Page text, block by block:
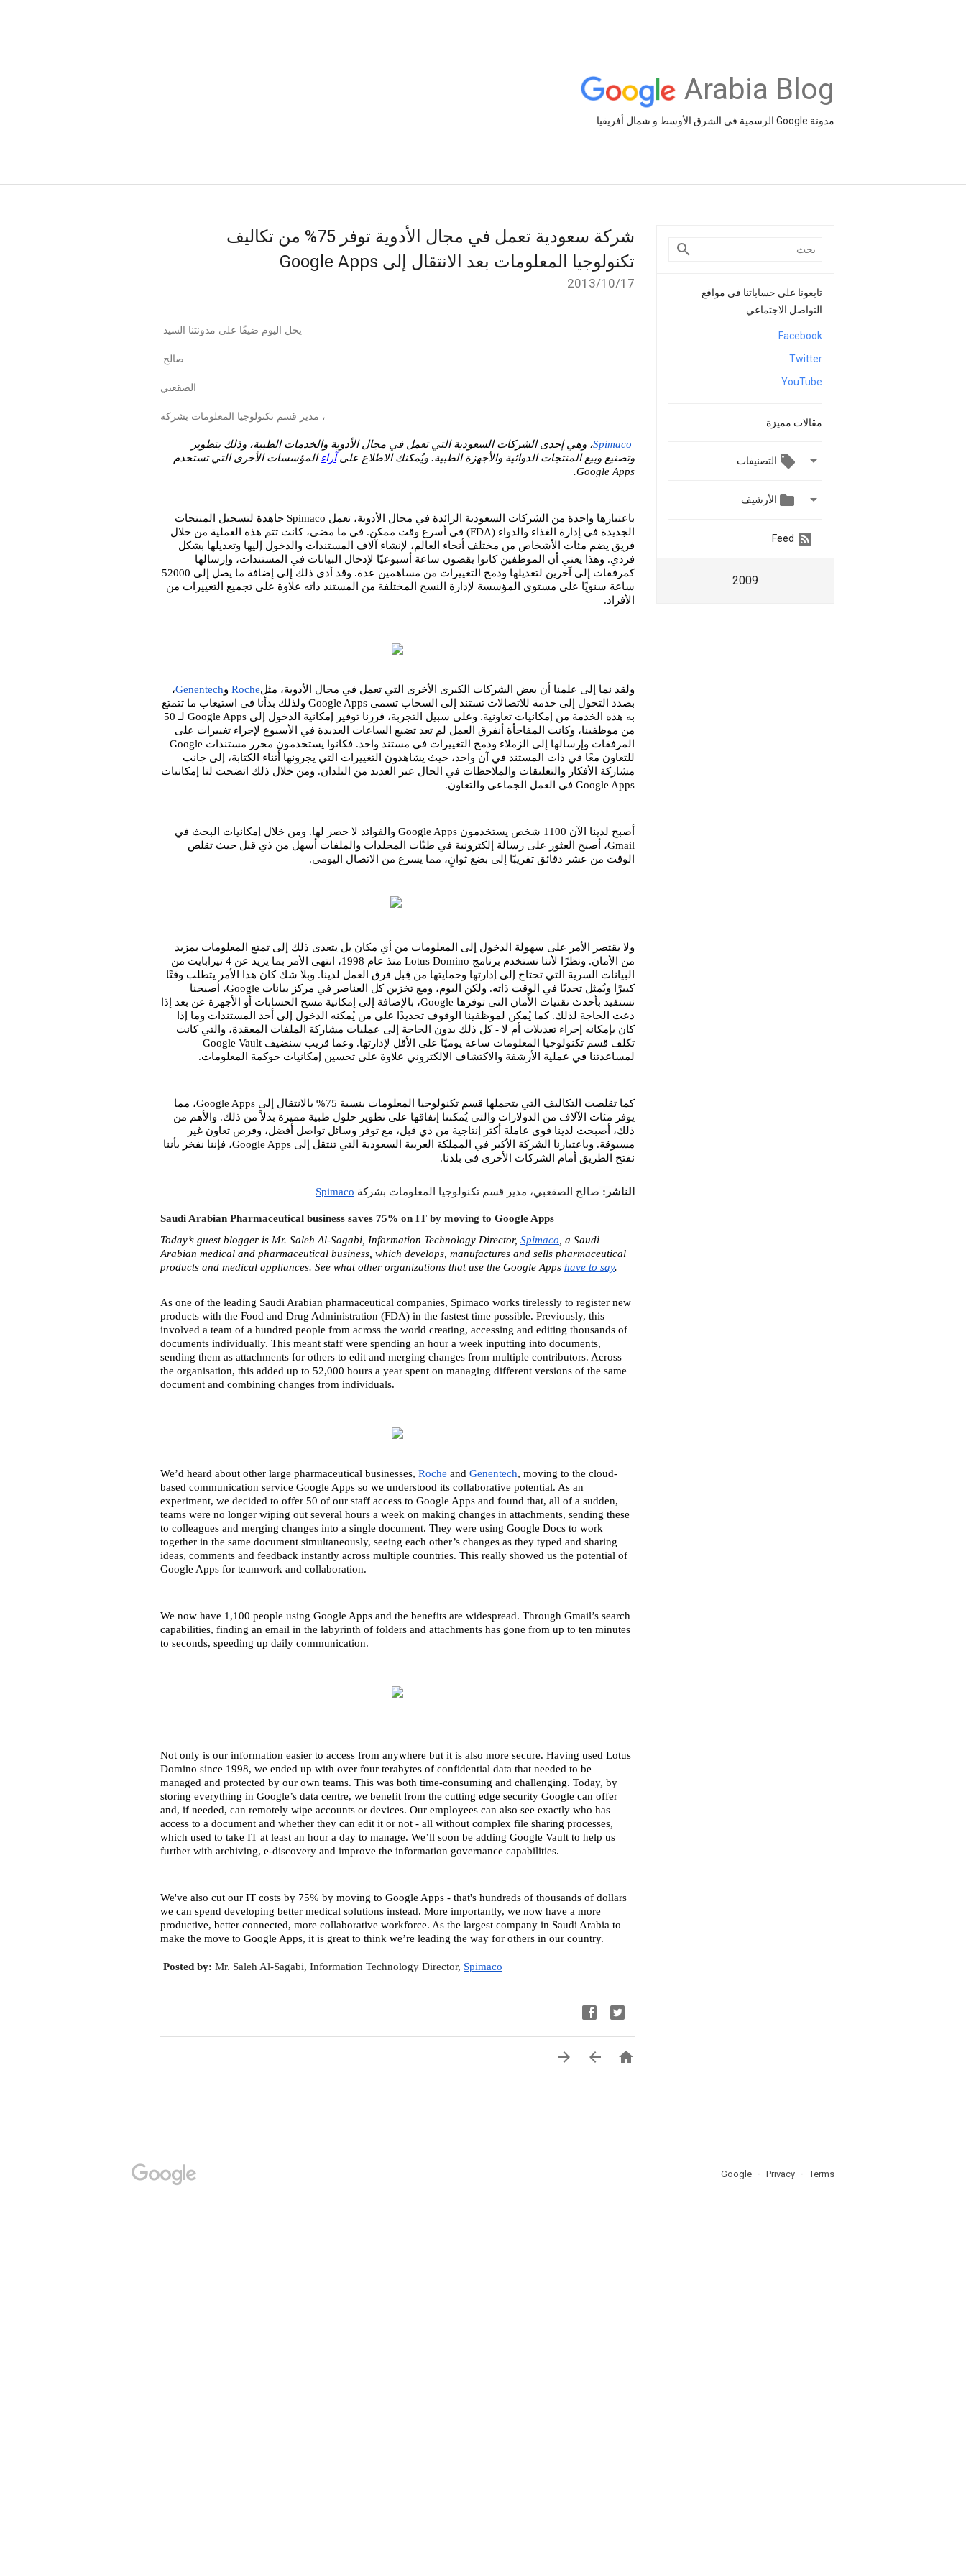
Arabia Blog
مدونة Google الرسمية في الشرق الأوسط و شمال أفريقيا‎
شركة سعودية تعمل في مجال الأدوية توفر 75% من تكاليف
تكنولوجيا المعلومات بعد الانتقال إلى Google Apps
17‏/10‏/2013
يحل اليوم ضيفًا على مدونتنا السيد
صالح
الصقعبي
، مدير قسم تكنولوجيا المعلومات بشركة
Spimaco
وتصنيع وبيع المنتجات الدوائية والأجهزة الطبية. ويُمكنك الاطلاع على آراء
Google Apps.
الأفراد.
ولقد نما إلى علمنا أن بعض الشركات الكبرى الأخرى التي تعمل في مجال الأدوية، مثلRoche وGenentech
Google Apps في العمل الجماعي والتعاون.
الوقت من عشر دقائق تقريبًا إلى بضع ثوانٍ، مما يسرع من الاتصال اليومي.
لمساعدتنا في عملية الأرشفة والاكتشاف الإلكتروني علاوة على تحسين إمكانيات حوكمة المعلومات.
نفتح الطريق أمام الشركات الأخرى في بلدنا.
الناشر: صالح الصقعبي، مدير قسم تكنولوجيا المعلومات بشركة Spimaco
Saudi Arabian Pharmaceutical business saves 75% on IT by moving to Google Apps
Today’s guest blogger is Mr. Saleh Al-Sagabi, Information Technology Director, Spimaco, a Saudi
Arabian medical and pharmaceutical business, which develops, manufactures and sells pharmaceutical
products and medical appliances. See what other organizations that use the Google Apps have to say.
As one of the leading Saudi Arabian pharmaceutical companies, Spimaco works tirelessly to register new
products with the Food and Drug Administration (FDA) in the fastest time possible. Previously, this
involved a team of a hundred people from across the world creating, accessing and editing thousands of
documents individually. This meant staff were spending an hour a week inputting into documents,
sending them as attachments for others to edit and merging changes from multiple contributors. Across
the organisation, this added up to 52,000 hours a year spent on managing different versions of the same
document and combining changes from individuals.
We’d heard about other large pharmaceutical businesses, Roche and Genentech, moving to the cloud-
based communication service Google Apps so we understood its collaborative potential. As an
experiment, we decided to offer 50 of our staff access to Google Apps and found that, all of a sudden,
teams were no longer wiping out several hours a week on making changes in attachments, sending these
to colleagues and merging changes into a single document. They were using Google Docs to work
together in the same document simultaneously, seeing each other’s changes as they typed and sharing
ideas, comments and feedback instantly across multiple countries. This really showed us the potential of
Google Apps for teamwork and collaboration.
We now have 1,100 people using Google Apps and the benefits are widespread. Through Gmail’s search
capabilities, finding an email in the labyrinth of folders and attachments has gone from up to ten minutes
to seconds, speeding up daily communication.
Not only is our information easier to access from anywhere but it is also more secure. Having used Lotus
Domino since 1998, we ended up with over four terabytes of confidential data that needed to be
managed and protected by our own teams. This was both time-consuming and challenging. Today, by
storing everything in Google’s data centre, we benefit from the cutting edge security Google can offer
and, if needed, can remotely wipe accounts or devices. Our employees can also see exactly who has
access to a document and whether they can edit it or not - all without complex file sharing processes,
which used to take IT at least an hour a day to manage. We’ll soon be adding Google Vault to help us
further with archiving, e-discovery and improve the information governance capabilities.
We've also cut our IT costs by 75% by moving to Google Apps - that's hundreds of thousands of dollars
we can spend developing better medical solutions instead. More importantly, we now have a more
productive, better connected, more collaborative workforce. As the largest company in Saudi Arabia to
make the move to Google Apps, it is great to think we’re leading the way for others in our country.
Posted by: Mr. Saleh Al-Sagabi, Information Technology Director, Spimaco



تابعونا على حساباتنا في مواقع
التواصل الاجتماعي
Facebook
Twitter
YouTube
مقالات مميزة
التصنيفات 
 الأرشيف 
Feed
2009
Google Privacy Terms